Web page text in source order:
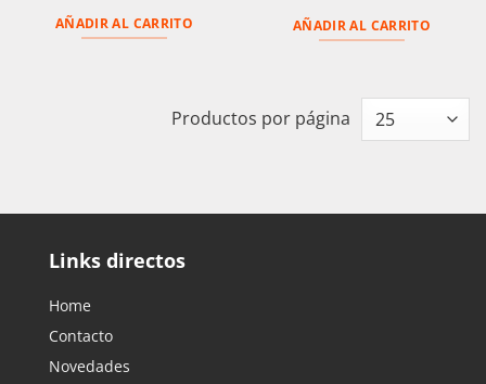
AÑADIR AL CARRITO AÑADIR AL CARRITO
Productos por página
Links directos
Home
Contacto
Novedades